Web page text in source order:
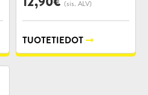
(sis. ALV)
TUOTETIEDOT